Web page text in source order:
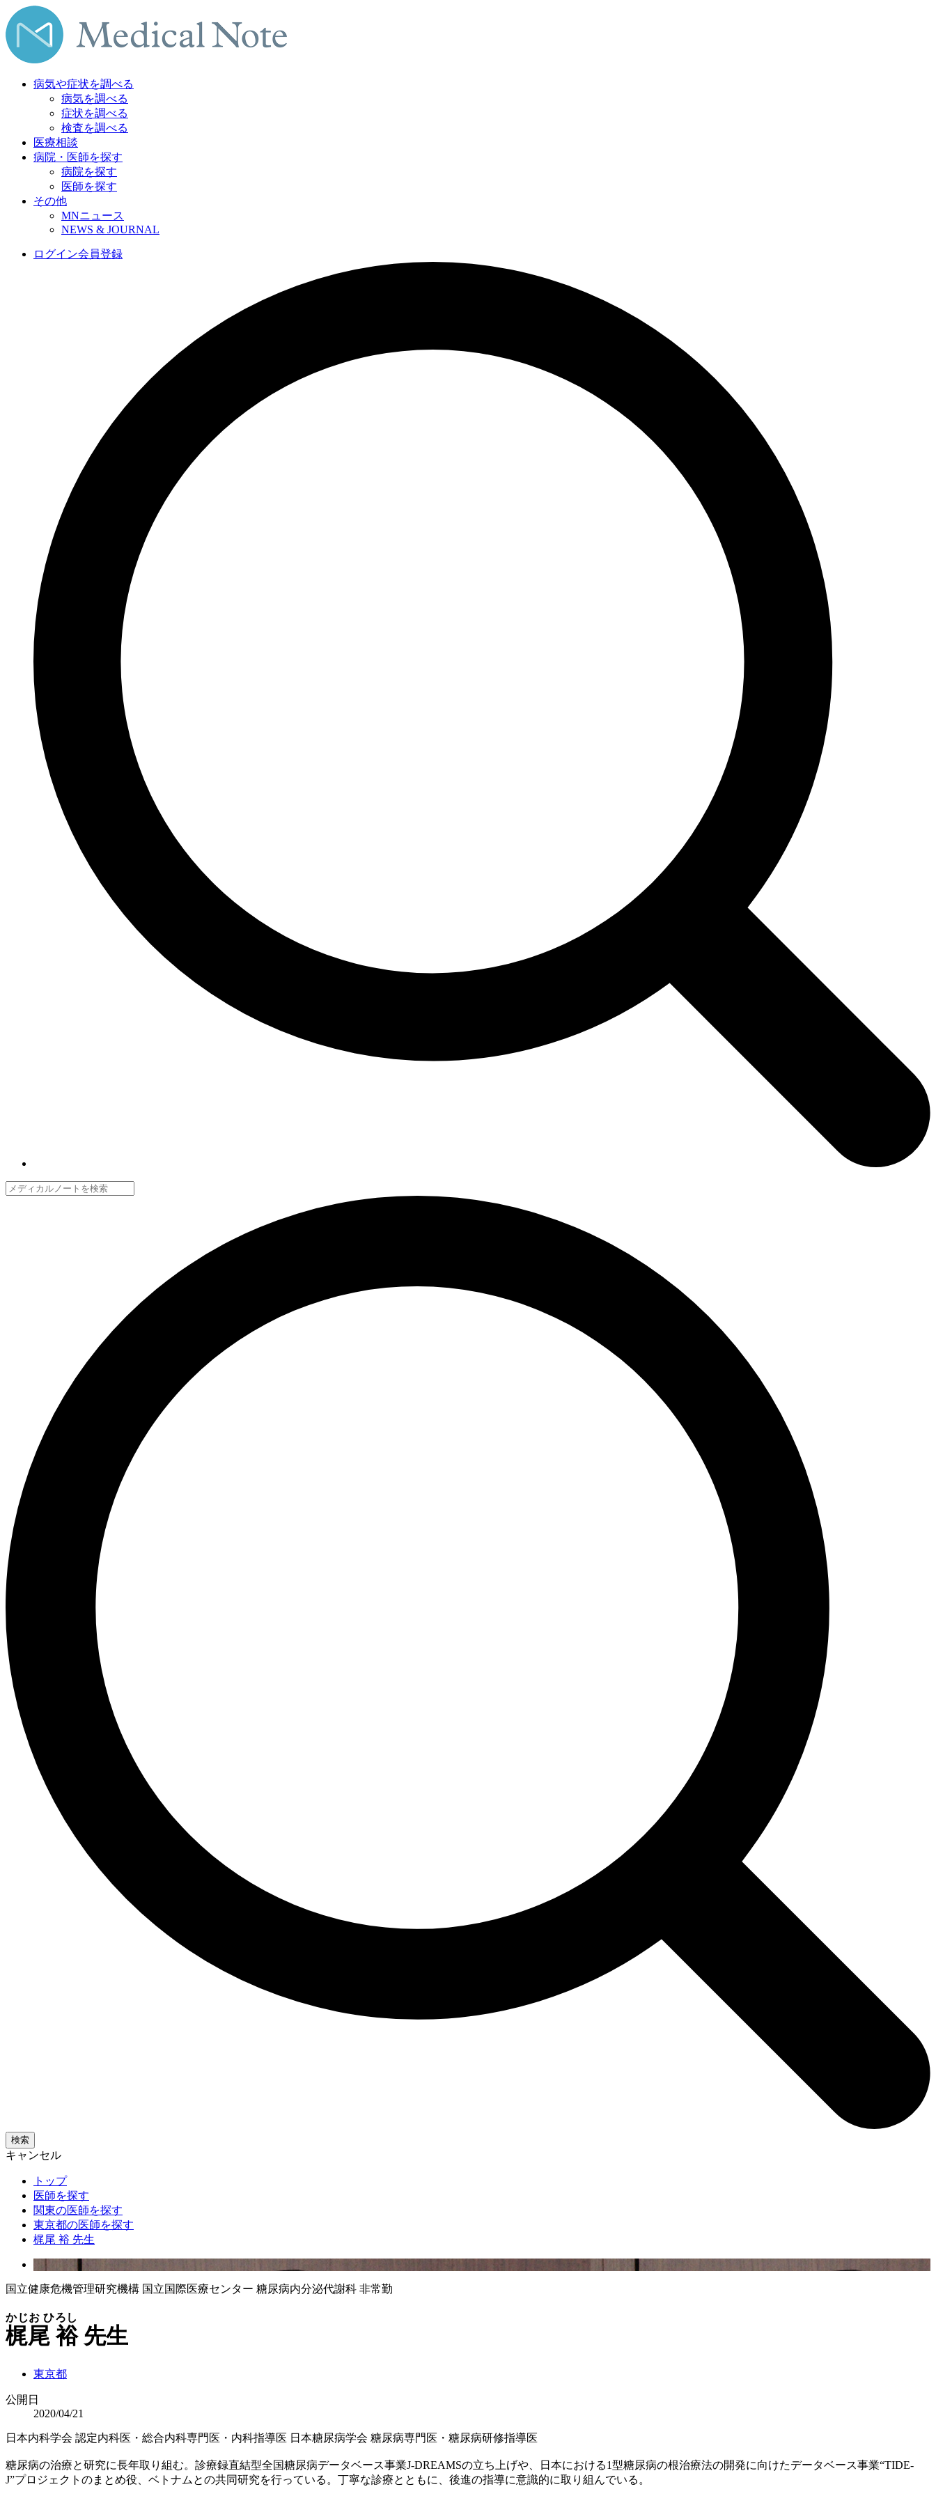
病気や症状を調べる
病気を調べる
症状を調べる
検査を調べる
医療相談
病院・医師を探す
病院を探す
医師を探す
その他
MNニュース
NEWS & JOURNAL
ログイン会員登録
検索
キャンセル
トップ
医師を探す
関東の医師を探す
東京都の医師を探す
梶尾 裕 先生
国立健康危機管理研究機構 国立国際医療センター 糖尿病内分泌代謝科 非常勤
梶尾 裕
かじお ひろし
先生
東京都
公開日
2020/04/21
日本内科学会 認定内科医・総合内科専門医・内科指導医 日本糖尿病学会 糖尿病専門医・糖尿病研修指導医
糖尿病の治療と研究に長年取り組む。診療録直結型全国糖尿病データベース事業J-DREAMSの立ち上げや、日本における1型糖尿病の根治療法の開発に向けたデータベース事業“TIDE-
J”プロジェクトのまとめ役、ベトナムとの共同研究を行っている。丁寧な診療とともに、後進の指導に意識的に取り組んでいる。